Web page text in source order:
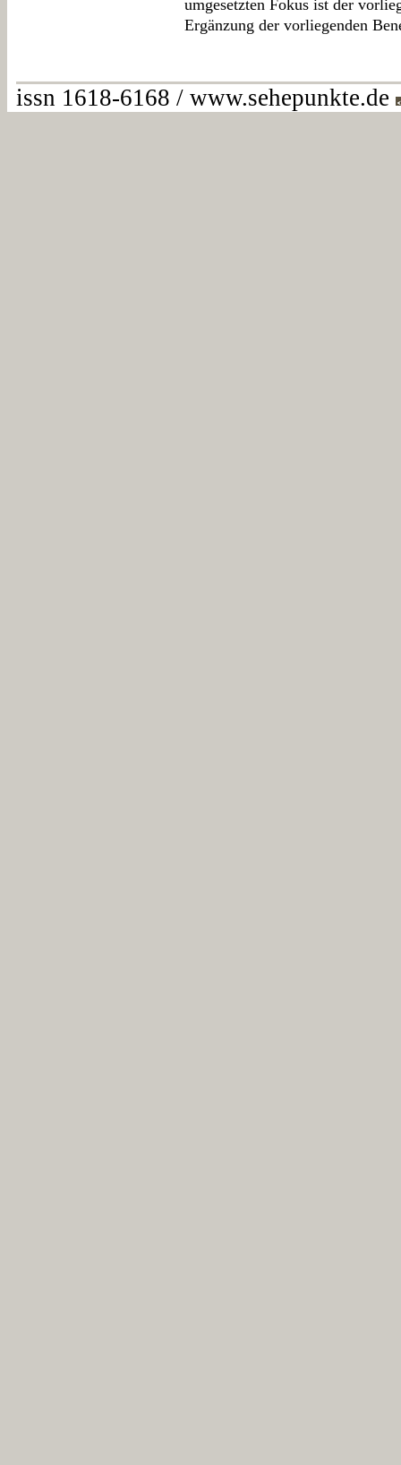
umgesetzten Fokus ist der
Ergänzung der vorliegenden
issn 1618-6168 / www.sehepunkte.de